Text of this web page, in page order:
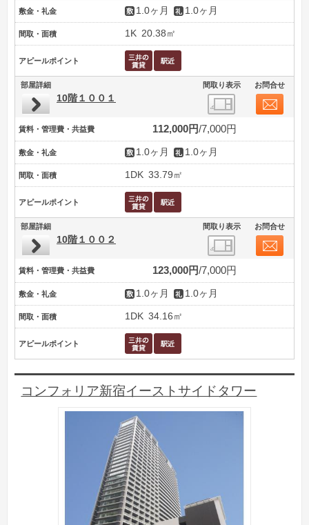
敷金・礼金 1.0ヶ月 1.0ヶ月
間取・面積 1K 20.38㎡
アピールポイント
部屋詳細 間取り表示 お問合せ
10階１００１
賃料・管理費・共益費 112,000円 7,000円
敷金・礼金 1.0ヶ月 1.0ヶ月
間取・面積 1DK 33.79㎡
アピールポイント
部屋詳細 間取り表示 お問合せ
10階１００２
賃料・管理費・共益費 123,000円 7,000円
敷金・礼金 1.0ヶ月 1.0ヶ月
間取・面積 1DK 34.16㎡
アピールポイント
コンフォリア新宿イーストサイドタワー